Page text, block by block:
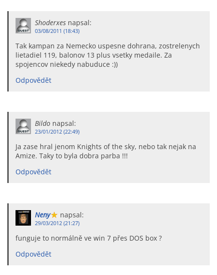
Shoderxes napsal:
03/08/2011 (18:43)
Tak kampan za Nemecko uspesne dohrana, zostrelenych
lietadiel 119, balonov 13 plus vsetky medaile. Za
spojencov niekedy nabuduce :))
Odpovědět
Bildo napsal:
23/01/2012 (22:49)
Ja zase hral jenom Knights of the sky, nebo tak nejak na
Amize. Taky to byla dobra parba !!!
Odpovědět
Neny napsal:
29/03/2012 (21:27)
funguje to normálně ve win 7 přes DOS box ?
Odpovědět